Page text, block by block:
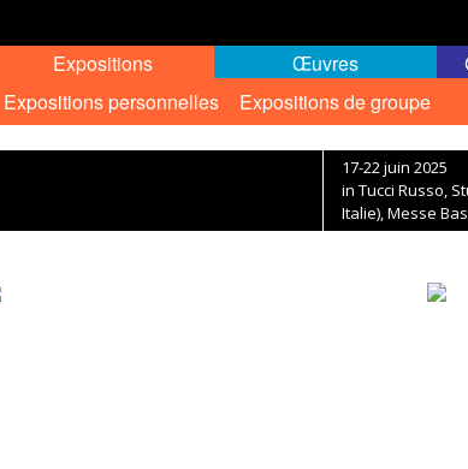
Expositions
Expositions personnelles Expositions de groupe
Œuvres
17-22 juin 2025
in Tucci Russo,
Italie), Messe